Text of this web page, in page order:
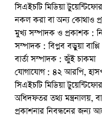
সিএইচটি মিডিয়া
নকল করা বা অন্য কোথাও
মুখ্য সম্পাদক ও প্রকাশক :
সম্পাদক : বিপ্লব বড়ুয়া বাপ্পি
বার্তা সম্পাদক : জুঁই চাকমা
যোগাযোগ : ৪২ আরপি,
সিএইচটি মিডিয়া
অধিদফতর তথ্য মন্ত্রনালয়,
প্রকাশনার নিবন্ধনের জন্য